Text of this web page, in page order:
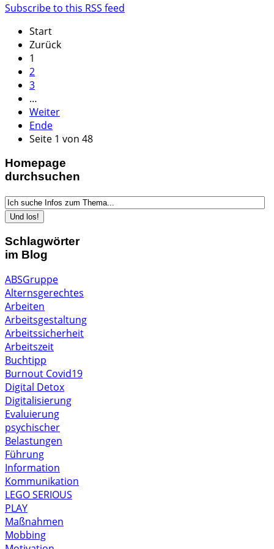
Subscribe to this RSS feed
Start
Zurück
1
2
3
…
Weiter
Ende
Seite 1 von 48
Homepage
durchsuchen
Schlagwörter
im Blog
ABSGruppe
Alternsgerechtes
Arbeiten
Arbeitsgestaltung
Arbeitssicherheit
Arbeitszeit
Buchtipp
Burnout Covid19
Digital Detox
Digitalisierung
Evaluierung
psychischer
Belastungen
Führung
Information
Kommunikation
LEGO SERIOUS
PLAY
Maßnahmen
Mobbing